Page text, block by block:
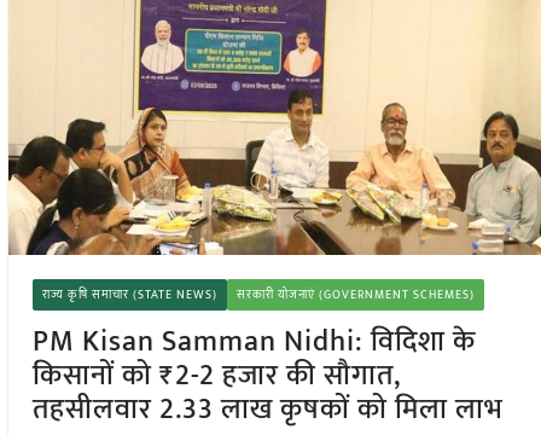
राज्य कृषि समाचार (STATE NEWS) सरकारी योजनाएं (GOVERNMENT SCHEMES)
PM Kisan Samman Nidhi: विदिशा के
किसानों को ₹2-2 हजार की सौगात,
तहसीलवार 2.33 लाख कृषकों को मिला लाभ